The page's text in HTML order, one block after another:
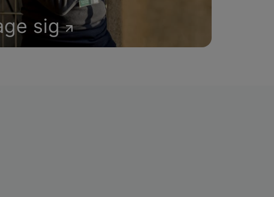
sig